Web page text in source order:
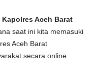
Kapolres Aceh Barat
saat ini kita memasuki
Aceh Barat
secara online